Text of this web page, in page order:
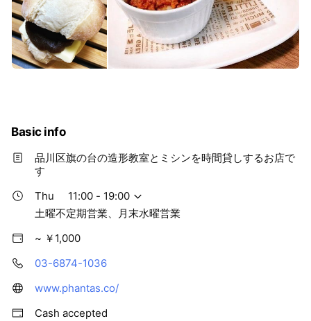
Basic info
品川区旗の台の造形教室とミシンを時間貸しするお店で
す
Thu
11:00 - 19:00
土曜不定期営業、月末水曜営業
~ ￥1,000
03-6874-1036
www.phantas.co/
Cash accepted